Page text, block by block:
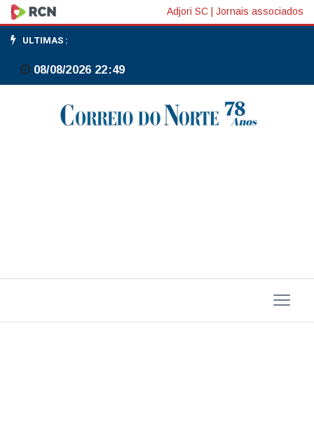
Até
junho,
Petrobras
receberá
frota,
Adjori SC Jornais associados
ULTIMAS :
08/08/2026 22:49